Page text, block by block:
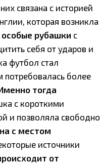
связана с историей
которая возникла
рубашки с
себя от ударов и
футбол стал
потребовалась более
тогда
с короткими
и позволяла свободно
с местом
источники
от